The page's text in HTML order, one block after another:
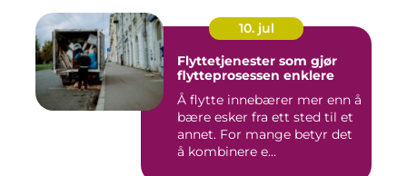
10. jul
Flyttetjenester som gjør
flytteprosessen enklere
Å flytte innebærer mer enn å
bære esker fra ett sted til et
annet. For mange betyr det
å kombinere e...